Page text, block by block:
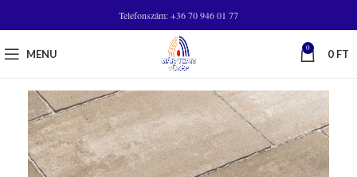
Telefonszám: +36 70 946 01 77
MENU 0 0 FT